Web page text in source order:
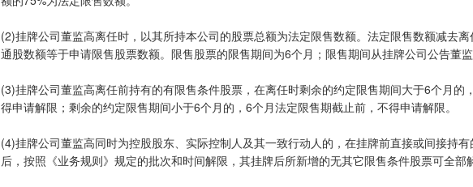
(2)挂牌公司董监高离任时，以其所持本公司的股票总额为法定限售数额。法定限售数额减去
通股数额等于申请限售股票数额。限售股票的限售期间为6个月；限售期间从挂牌公司公告董监
(3)挂牌公司董监高离任前持有的有限售条件股票，在离任时剩余的约定限售期间大于6个月的
得申请解限；剩余的约定限售期间小于6个月的，6个月法定限售期截止前，不得申请解限。
(4)挂牌公司董监高同时为控股股东、实际控制人及其一致行动人的，在挂牌前直接或间接持
后，按照《业务规则》规定的批次和时间解限，其挂牌后所新增的无其它限售条件股票可全部